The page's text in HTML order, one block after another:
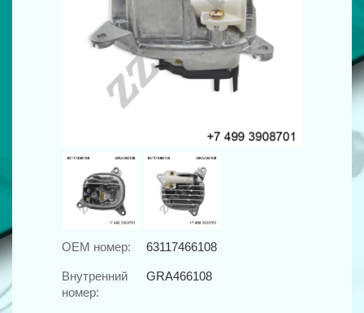
OEM номер: 63117466108
Внутренний
номер:
GRA466108